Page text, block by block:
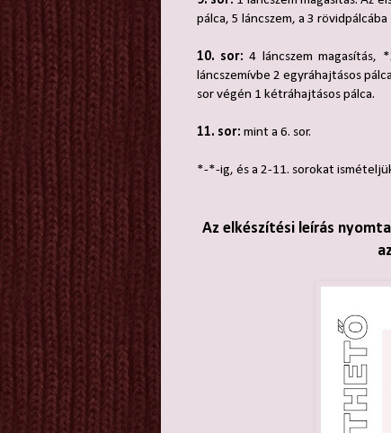
pálca, 5 láncszem, a 3
10. sor: 4 láncszem magasítás,
láncszemívbe 2 egyráhajtásos
sor végén 1 kétráhajtásos pálca.
11. sor: mint a 6. sor.
*-*-ig, és a 2-11. sorokat
Az elkészítési leírás